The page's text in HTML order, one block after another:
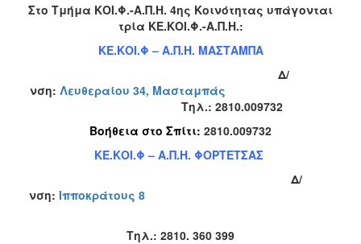
Στο Τμήμα ΚΟΙ.Φ.-Α.Π.Η. 4ης Κοινότητας υπάγονται
τρία ΚΕ.ΚΟΙ.Φ.-Α.Π.Η.:
ΚΕ.ΚΟΙ.Φ – Α.Π.Η. ΜΑΣΤΑΜΠΑ
Δ/
νση: Λευθεραίου 34, Μασταμπάς
Τηλ.: 2810.009732
Βοήθεια στο Σπίτι: 2810.009732
ΚΕ.ΚΟΙ.Φ – Α.Π.Η. ΦΟΡΤΕΤΣΑΣ
Δ/
νση: Ιπποκράτους 8
Τηλ.: 2810. 360 399